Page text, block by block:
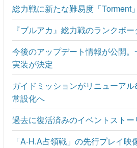
総力戦に新たな難易度「Torment
『ブルアカ』総力戦のランクボ
今後のアップデート情報が公開
実装が決定
ガイドミッションがリニューア
常設化へ
過去に復活済みのイベントスト
「A-H.A占領戦」の先行プレイ映